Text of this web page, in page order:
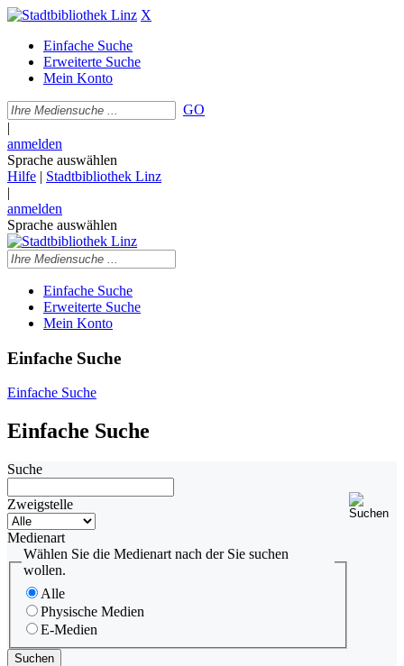
X
Einfache Suche
Erweiterte Suche
Mein Konto
GO
|
anmelden
Sprache auswählen
Hilfe | Stadtbibliothek Linz
|
anmelden
Sprache auswählen
Einfache Suche
Erweiterte Suche
Mein Konto
Einfache Suche
Einfache Suche
Einfache Suche
Suche
Zweigstelle
Medienart
Wählen Sie die Medienart nach der Sie suchen
wollen.
Alle
Physische Medien
E-Medien